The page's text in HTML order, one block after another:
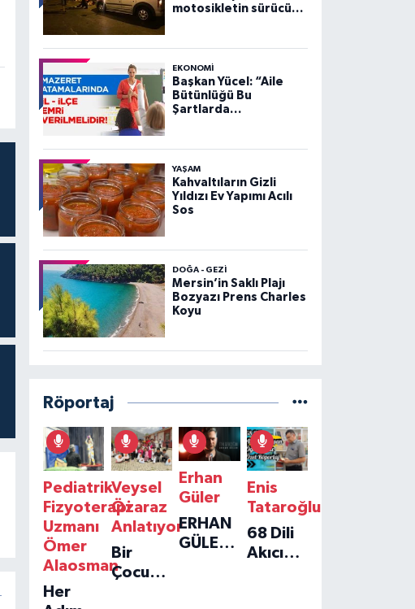
motosikletin sürücüsü
EKONOMI
Başkan Yücel: “Aile
Bütünlüğü Bu
Şartlarda
YAŞAM
Kahvaltıların Gizli
Yıldızı Ev Yapımı Acılı
Sos
DOĞA - GEZI
Mersin’in Saklı Plajı
Bozyazı Prens Charles
Koyu
Röportaj
Pediatrik
Fizyoterapi
Uzmanı
Ömer
Alaosman
Her
Veysel
Özaraz
Anlatıyor
Bir
Çocuğun
Erhan
Güler
ERHAN
GÜLER'IN
Enis
Tataroğlu
68 Dili
Akıcı